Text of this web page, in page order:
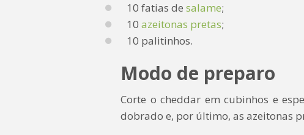
10 fatias de salame;
10 azeitonas pretas;
10 palitinhos.
Modo de preparo
Corte o cheddar em cubinhos e
dobrado e, por último, as azeitonas